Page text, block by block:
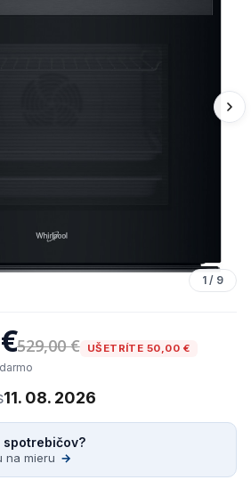
1 / 9
529,00 € UŠETRÍTE 50,00 €
11. 08. 2026
na mieru →